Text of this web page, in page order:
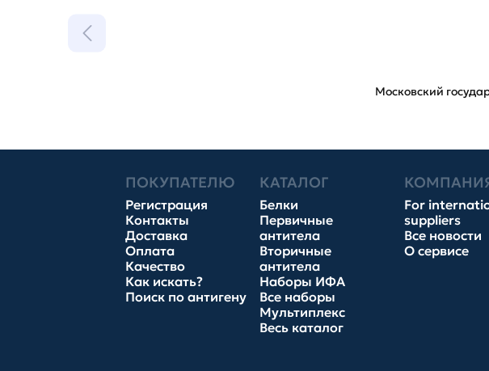
Московский
ПОКУПАТЕЛЮ
Регистрация
Контакты
Доставка
Оплата
Качество
Как искать?
Поиск по антигену
КАТАЛОГ
Белки
Первичные
антитела
Вторичные
антитела
Наборы ИФА
Все наборы
Мультиплекс
Весь каталог
For
suppliers
Все новости
О сервисе